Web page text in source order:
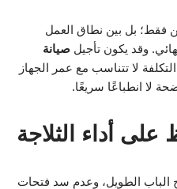
فقط؛ بل بين نطاق العمل
وقد يكون تأجيل صيانة
لا تتناسب مع عمر الجهاز
لا انطباعًا سريعًا.
أداء الثلاجة
الباب الطويل، وعدم سد فتحات